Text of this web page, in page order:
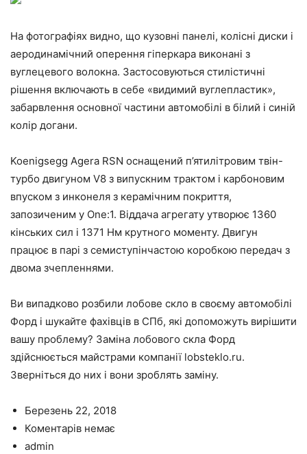
На фотографіях видно, що кузовні панелі, колісні диски і
аеродинамічний оперення гіперкара виконані з
вуглецевого волокна. Застосовуються стилістичні
рішення включають в себе «видимий вуглепластик»,
забарвлення основної частини автомобілі в білий і синій
колір догани.
Koenigsegg Agera RSN оснащений п’ятилітровим твін-
турбо двигуном V8 з випускним трактом і карбоновим
впуском з инконеля з керамічним покриття,
запозиченим у One:1. Віддача агрегату утворює 1360
кінських сил і 1371 Нм крутного моменту. Двигун
працює в парі з семиступінчастою коробкою передач з
двома зчепленнями.
Ви випадково розбили лобове скло в своєму автомобілі
Форд і шукайте фахівців в СПб, які допоможуть вирішити
вашу проблему? Заміна лобового скла Форд
здійснюється майстрами компанії lobsteklo.ru.
Зверніться до них і вони зроблять заміну.
Березень 22, 2018
Коментарів немає
admin